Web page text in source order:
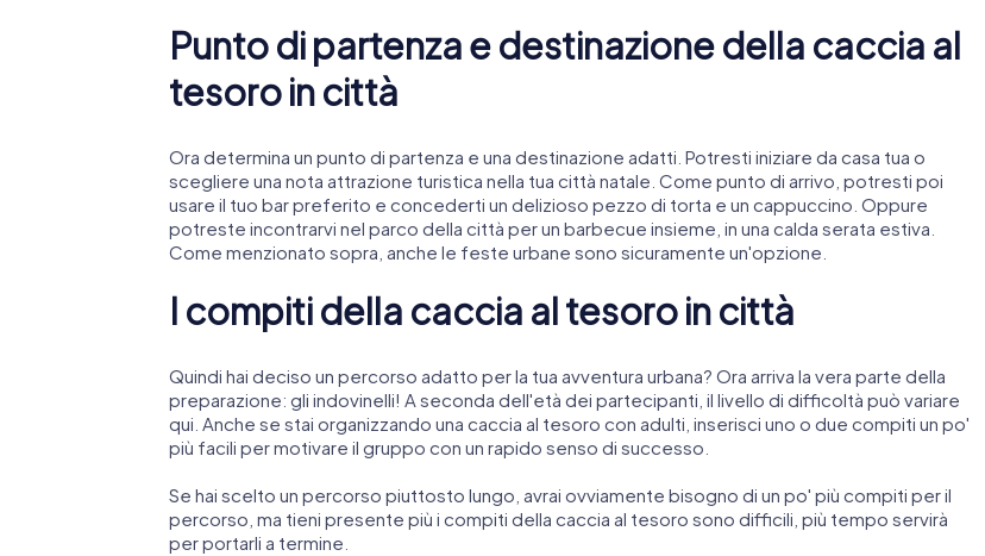
Punto di partenza e destinazione della caccia al
tesoro in città
Ora determina un punto di partenza e una destinazione adatti. Potresti iniziare da casa tua o
scegliere una nota attrazione turistica nella tua città natale. Come punto di arrivo, potresti poi
usare il tuo bar preferito e concederti un delizioso pezzo di torta e un cappuccino. Oppure
potreste incontrarvi nel parco della città per un barbecue insieme, in una calda serata estiva.
Come menzionato sopra, anche le feste urbane sono sicuramente un'opzione.
I compiti della caccia al tesoro in città
Quindi hai deciso un percorso adatto per la tua avventura urbana? Ora arriva la vera parte della
preparazione: gli indovinelli! A seconda dell'età dei partecipanti, il livello di difficoltà può variare
qui. Anche se stai organizzando una caccia al tesoro con adulti, inserisci uno o due compiti un po'
più facili per motivare il gruppo con un rapido senso di successo.
Se hai scelto un percorso piuttosto lungo, avrai ovviamente bisogno di un po' più compiti per il
percorso, ma tieni presente più i compiti della caccia al tesoro sono difficili, più tempo servirà
per portarli a termine.